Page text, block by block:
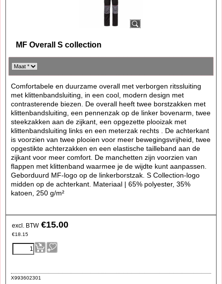
MF Overall S collection
Comfortabele en duurzame overall met verborgen ritssluiting
met klittenbandsluiting, in een cool, modern design met
contrasterende biezen. De overall heeft twee borstzakken met
klittenbandsluiting, een pennenzak op de linker bovenarm, twee
steekzakken aan de zijkant, een opgezette plooizak met
klittenbandsluiting links en een meterzak rechts . De achterkant
is voorzien van twee plooien voor meer bewegingsvrijheid, twee
opgestikte achterzakken en een elastische tailleband aan de
zijkant voor meer comfort. De manchetten zijn voorzien van
flappen met klittenband waarmee je de wijdte kunt aanpassen.
Geborduurd MF-logo op de linkerborstzak. S Collection-logo
midden op de achterkant. Materiaal | 65% polyester, 35%
katoen, 250 g/m²
excl. BTW €15.00
€18.15
X993602301